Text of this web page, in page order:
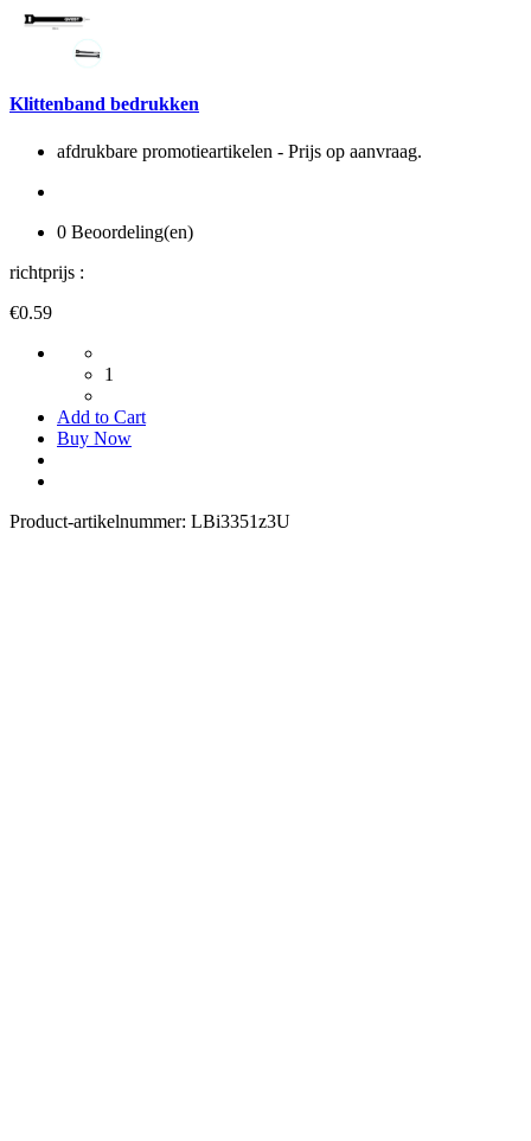
Klittenband bedrukken
afdrukbare promotieartikelen - Prijs op aanvraag.
0 Beoordeling(en)
richtprijs :
€0.59
1
Add to Cart
Buy Now
Product-artikelnummer: LBi3351z3U